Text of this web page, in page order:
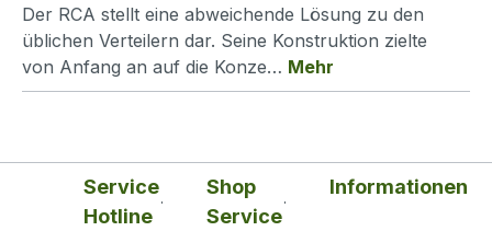
Der RCA stellt eine abweichende Lösung zu den
üblichen Verteilern dar. Seine Konstruktion zielte
von Anfang an auf die Konze… Mehr
Service
Hotline
Shop
Service
Informationen